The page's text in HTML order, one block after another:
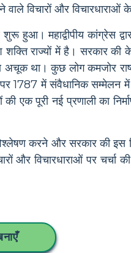
विचारों और विचारधाराओं
महाद्वीपीय कांग्रेस
राज्यों में है। सरकार की
अचूक था। कुछ लोग कमजोर
में संवैधानिक सम्मेलन में
पूरी नई प्रणाली का
करने और सरकार की इस
और विचारधाराओं पर